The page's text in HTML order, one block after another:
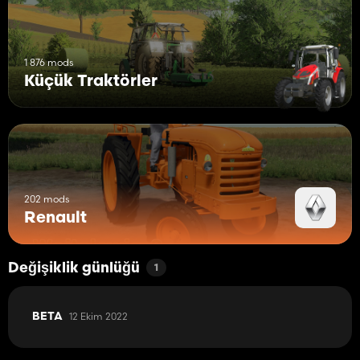
1 876 mods
Küçük Traktörler
202 mods
Renault
Değişiklik günlüğü 1
BETA 12 Ekim 2022